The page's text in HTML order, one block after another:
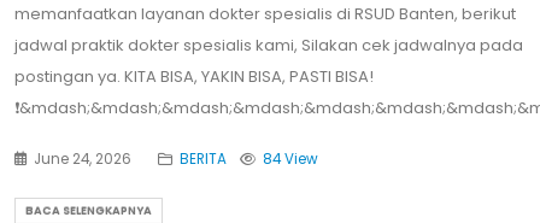
memanfaatkan layanan dokter spesialis di RSUD Banten, berikut
jadwal praktik dokter spesialis kami, Silakan cek jadwalnya pada
postingan ya. KITA BISA, YAKIN BISA, PASTI BISA!
June 24, 2026 BERITA 84 View
BACA SELENGKAPNYA